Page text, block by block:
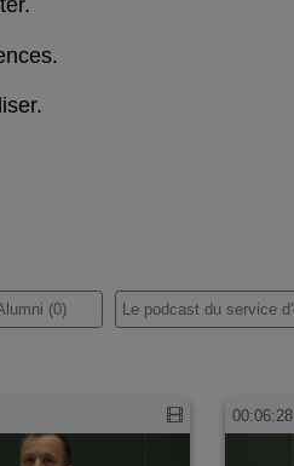
(0)
00:06:28